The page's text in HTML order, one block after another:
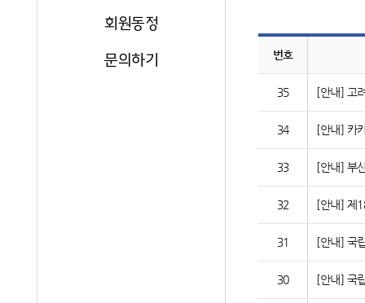
회원동정
문의하기
번호
35 [안내] 고
34 [안내] 카
33 [안내] 부
32 [안내] 제
31 [안내] 국
30 [안내] 국